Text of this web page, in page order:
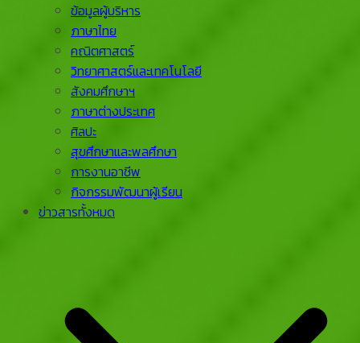
ข้อมูลผู้บริหาร
ภาษาไทย
คณิตศาสตร์
วิทยาศาสตร์และเทคโนโลยี
สังคมศึกษาฯ
ภาษาต่างประเทศ
ศิลปะ
สุขศึกษาและพลศึกษา
การงานอาชีพ
กิจกรรมพัฒนาผู้เรียน
ข่าวสารทั้งหมด